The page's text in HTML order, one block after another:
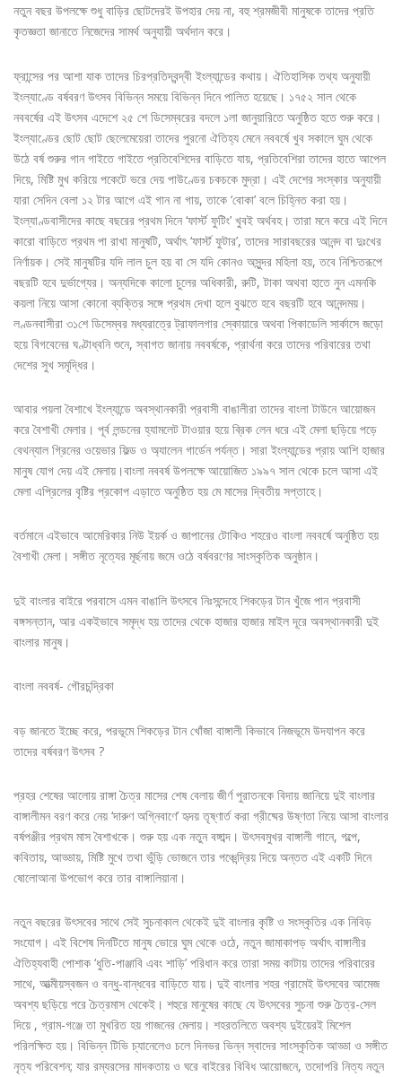
নতুন বছর উপলক্ষে শুধু বাড়ির ছোটদেরই উপহার দেয় না, বহু শ্রমজীবী মানুষকে তাদের প্রতি
কৃতজ্ঞতা জানাতে নিজেদের সামর্থ অনুযায়ী অর্থদান করে।
ফ্রান্সের পর আশা যাক তাদের চিরপ্রতিদ্বন্দ্বী ইংল্যান্ডের কথায়। ঐতিহাসিক তথ্য অনুযায়ী
ইংল্যাণ্ডে বর্ষবরণ উৎসব বিভিন্ন সময়ে বিভিন্ন দিনে পালিত হয়েছে। ১৭৫২ সাল থেকে
নববর্ষের এই উৎসব এদেশে ২৫ শে ডিসেম্বরের বদলে ১লা জানুয়ারিতে অনুষ্ঠিত হতে শুরু করে।
ইংল্যাণ্ডের ছোট ছোট ছেলেমেয়েরা তাদের পুরনো ঐতিহ্য মেনে নববর্ষে খুব সকালে ঘুম থেকে
উঠে বর্ষ শুরুর গান গাইতে গাইতে প্রতিবেশিদের বাড়িতে যায়, প্রতিবেশিরা তাদের হাতে আপেল
দিয়ে, মিষ্টি মুখ করিয়ে পকেটে ভরে দেয় পাউণ্ডের চকচকে মুদ্রা। এই দেশের সংস্কার অনুযায়ী
যারা সেদিন বেলা ১২ টার আগে এই গান না গায়, তাকে ‘বোকা’ বলে চিহ্নিত করা হয়।
ইংল্যাণ্ডবাসীদের কাছে বছরের প্রথম দিনে ‘ফার্স্ট ফুটিং’ খুবই অর্থবহ। তারা মনে করে এই দিনে
কারো বাড়িতে প্রথম পা রাখা মানুষটি, অর্থাৎ ‘ফার্স্ট ফুটার’, তাদের সারাবছরের আনন্দ বা দুঃখের
নির্ণায়ক। সেই মানুষটির যদি লাল চুল হয় বা সে যদি কোনও অসুন্দর মহিলা হয়, তবে নিশ্চিতরূপে
বছরটি হবে দুর্ভাগ্যের। অন্যদিকে কালো চুলের অধিকারী, রুটি, টাকা অথবা হাতে নুন এমনকি
কয়লা নিয়ে আসা কোনো ব্যক্তির সঙ্গে প্রথম দেখা হলে বুঝতে হবে বছরটি হবে আনন্দময়।
লণ্ডনবাসীরা ৩১শে ডিসেম্বর মধ্যরাত্রে ট্রাফালগার স্কোয়ারে অথবা পিকাডেলি সার্কাসে জড়ো
হয়ে বিগবেনের ঘণ্টাধ্বনি শুনে, স্বাগত জানায় নববর্ষকে, প্রার্থনা করে তাদের পরিবারের তথা
দেশের সুখ সমৃদ্ধির।
আবার পয়লা বৈশাখে ইংল্যান্ডে অবস্থানকারী প্রবাসী বাঙালীরা তাদের বাংলা টাউনে আয়োজন
করে বৈশাখী মেলার। পূর্ব লন্ডনের হ্যামলেট টাওয়ার হয়ে ব্রিক লেন ধরে এই মেলা ছড়িয়ে পড়ে
বেথন্যাল গ্রিনের ওয়েভার ফিল্ড ও অ্যালেন গার্ডেন পর্যন্ত। সারা ইংল্যান্ডের প্রায় আশি হাজার
মানুষ যোগ দেয় এই মেলায়।বাংলা নববর্ষ উপলক্ষে আয়োজিত ১৯৯৭ সাল থেকে চলে আসা এই
মেলা এপ্রিলের বৃষ্টির প্রকোপ এড়াতে অনুষ্ঠিত হয় মে মাসের দ্বিতীয় সপ্তাহে।
বর্তমানে এইভাবে আমেরিকার নিউ ইয়র্ক ও জাপানের টোকিও শহরেও বাংলা নববর্ষে অনুষ্ঠিত হয়
বৈশাখী মেলা। সঙ্গীত নৃত্যের মূর্ছনায় জমে ওঠে বর্ষবরণের সাংস্কৃতিক অনুষ্ঠান।
দুই বাংলার বাইরে পরবাসে এমন বাঙালি উৎসবে নিঃসন্দেহে শিকড়ের টান খুঁজে পান প্রবাসী
বঙ্গসন্তান, আর একইভাবে সমৃদ্ধ হয় তাদের থেকে হাজার হাজার মাইল দূরে অবস্থানকারী দুই
বাংলার মানুষ।
বাংলা নববর্ষ- গৌরচন্দ্রিকা
বড় জানতে ইচ্ছে করে, পরভূমে শিকড়ের টান খোঁজা বাঙ্গালী কিভাবে নিজভূমে উদযাপন করে
তাদের বর্ষবরণ উৎসব ?
প্রহর শেষের আলোয় রাঙ্গা চৈত্র মাসের শেষ বেলায় জীর্ণ পুরাতনকে বিদায় জানিয়ে দুই বাংলার
বাঙ্গালীমন বরণ করে নেয় ‘দারুণ অগ্নিবাণে’ হৃদয় তৃষ্ণার্ত করা গ্রীষ্মের উষ্ণতা নিয়ে আসা বাংলার
বর্ষপঞ্জীর প্রথম মাস বৈশাখকে। শুরু হয় এক নতুন বঙ্গাব্দ। উৎসবমুখর বাঙ্গালী গানে, গল্পে,
কবিতায়, আড্ডায়, মিষ্টি মুখে তথা ভুঁড়ি ভোজনে তার পঞ্চেন্দ্রিয় দিয়ে অন্তত এই একটি দিনে
ষোলোআনা উপভোগ করে তার বাঙ্গালিয়ানা।
নতুন বছরের উৎসবের সাথে সেই সুচনাকাল থেকেই দুই বাংলার কৃষ্টি ও সংস্কৃতির এক নিবিড়
সংযোগ। এই বিশেষ দিনটিতে মানুষ ভোরে ঘুম থেকে ওঠে, নতুন জামাকাপড় অর্থাৎ বাঙ্গালীর
ঐতিহ্যবাহী পোশাক ‘ধুতি-পাঞ্জাবি এবং শাড়ি’ পরিধান করে তারা সময় কাটায় তাদের পরিবারের
সাথে, আত্মীয়স্বজন ও বন্ধু-বান্ধবের বাড়িতে যায়। দুই বাংলার শহর গ্রামেই উৎসবের আমেজ
অবশ্য ছড়িয়ে পরে চৈত্রমাস থেকেই। শহুরে মানুষের কাছে যে উৎসবের সুচনা শুরু চৈত্র-সেল
দিয়ে , গ্রাম-গঞ্জে তা মুখরিত হয় গাজনের মেলায়। শহরতলিতে অবশ্য দুইয়েরই মিশেল
পরিলক্ষিত হয়। বিভিন্ন টিভি চ্যানেলেও চলে দিনভর ভিন্ন স্বাদের সাংস্কৃতিক আড্ডা ও সঙ্গীত
নৃত্য পরিবেশন; যার রম্যরসের মাদকতায় ও ঘরে বাইরের বিবিধ আয়োজনে, তদোপরি নিত্য নতুন